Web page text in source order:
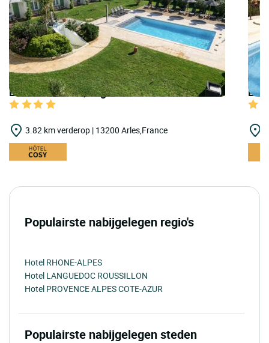
LOGIS HOTELS | Logis Hôtel le Rodin
3.82 km verderop | 13200 Arles,France
Populairste nabijgelegen regio's
Hotel RHONE-ALPES
Hotel LANGUEDOC ROUSSILLON
Hotel PROVENCE ALPES COTE-AZUR
Populairste nabijgelegen steden